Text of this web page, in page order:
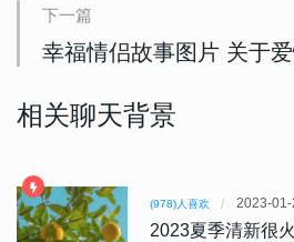
下一篇
幸福情侣故事图片 关于
相关聊天背景
(978)人喜欢 2023-
2023夏季清新很